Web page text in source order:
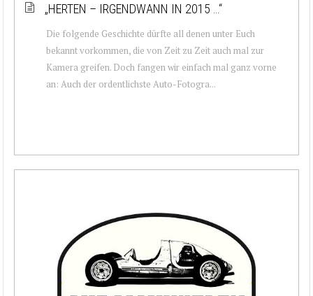
„HERTEN – IRGENDWANN IN 2015 …“
Die folgende Geschichte dürfte all denen unter Euch
bekannt vorkommen, die von Zeit zu Zeit auch mal zur
Kamera greifen. Doch fangen wir einfach mal ganz vorne
an: Auch der ordentlichste Auto-Fotogra...